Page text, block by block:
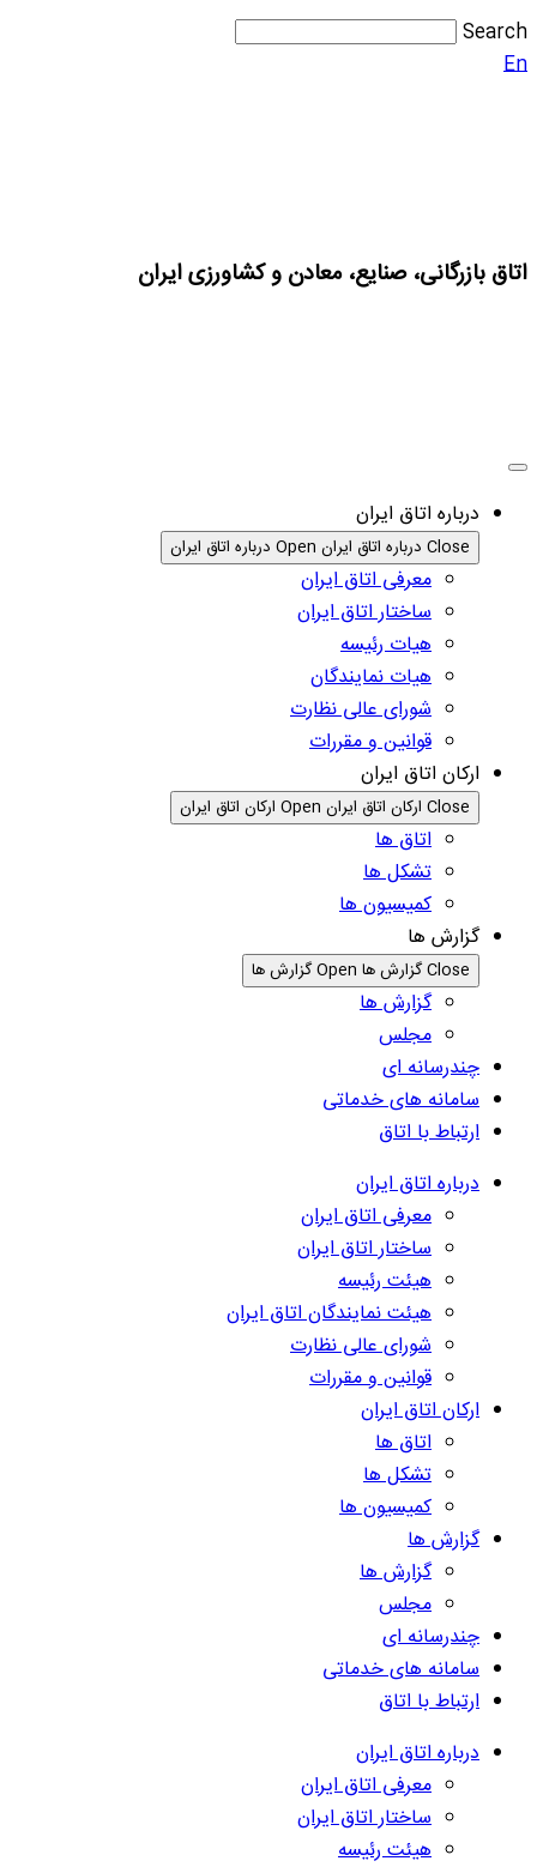
Search
En
اتاق بازرگانی، صنایع، معادن و کشاورزی ایران
درباره اتاق ایران
Close درباره اتاق ایران Open درباره اتاق ایران
معرفی اتاق ایران
ساختار اتاق ایران
هیات رئیسه
هیات نمایندگان
شورای عالی نظارت
قوانین و مقررات
ارکان اتاق ایران
Close ارکان اتاق ایران Open ارکان اتاق ایران
اتاق ها
تشکل ها
کمیسیون ها
گزارش ها
Close گزارش ها Open گزارش ها
گزارش ها
مجلس
چندرسانه ای
سامانه های خدماتی
ارتباط با اتاق
درباره اتاق ایران
معرفی اتاق ایران
ساختار اتاق ایران
هیئت رئیسه
هیئت نمایندگان اتاق ایران
شورای عالی نظارت
قوانین و مقررات
ارکان اتاق ایران
اتاق ها
تشکل ها
کمیسیون ها
گزارش ها
گزارش ها
مجلس
چندرسانه ای
سامانه های خدماتی
ارتباط با اتاق
درباره اتاق ایران
معرفی اتاق ایران
ساختار اتاق ایران
هیئت رئیسه